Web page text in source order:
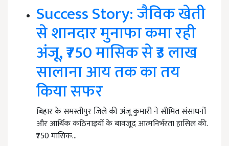
Success Story: जैविक खेती
से शानदार मुनाफा कमा रही
अंजू, ₹750 मासिक से ₹3 लाख
सालाना आय तक का तय
किया सफर
बिहार के समस्तीपुर जिले की अंजू कुमारी ने सीमित संसाधनों
और आर्थिक कठिनाइयों के बावजूद आत्मनिर्भरता हासिल की.
₹750 मासिक…